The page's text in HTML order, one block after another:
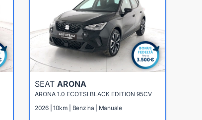
SEAT ARONA
ARONA 1.0 ECOTSI BLACK EDITION 95CV
2026 | 10km | Benzina | Manuale